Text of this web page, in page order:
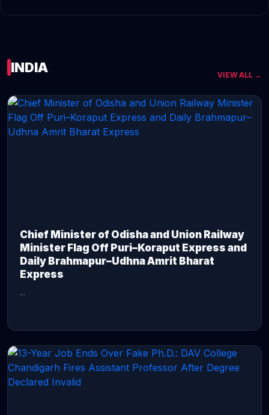
INDIA VIEW ALL →
Chief Minister of Odisha and Union Railway
Minister Flag Off Puri–Koraput Express and
Daily Brahmapur–Udhna Amrit Bharat
Express
...